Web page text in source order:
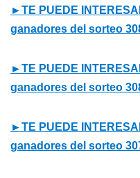
►TE PUEDE
ganadores del sorteo
►TE PUEDE
ganadores del sorteo
►TE PUEDE
ganadores del sorteo